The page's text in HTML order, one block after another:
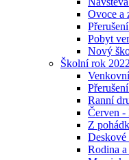
Ovoce a
Pobyt
Nový
Školní rok
Ranní
Červen -
Z
Rodina